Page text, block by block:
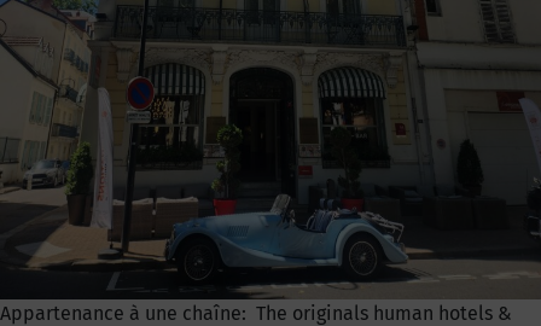
Appartenance à une chaîne: The originals human hotels &